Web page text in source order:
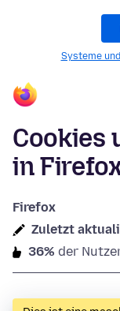
Systeme
Cookies
in
Firefox
Zuletzt
36% der